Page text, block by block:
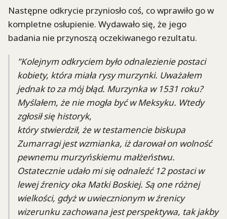
Następne odkrycie przyniosło coś, co wprawiło go w
kompletne osłupienie. Wydawało się, że jego
badania nie przynoszą oczekiwanego rezultatu.
"Kolejnym odkryciem było odnalezienie postaci
kobiety, która miała rysy murzynki. Uważałem
jednak to za mój błąd. Murzynka w 1531 roku?
Myślałem, że nie mogła być w Meksyku. Wtedy
zgłosił się historyk,
który stwierdził, że w testamencie biskupa
Zumarragi jest wzmianka, iż darował on wolność
pewnemu murzyńskiemu małżeństwu.
Ostatecznie udało mi się odnaleźć 12 postaci w
lewej źrenicy oka Matki Boskiej. Są one różnej
wielkości, gdyż w uwiecznionym w źrenicy
wizerunku zachowana jest perspektywa, tak jakby